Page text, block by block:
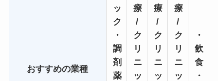
おすすめの業種
ッ
ク
・
調
剤
薬
療
/
ク
リ
ニ
ッ
療
/
ク
リ
ニ
ッ
療
/
ク
リ
ニ
ッ
・
飲
食
・